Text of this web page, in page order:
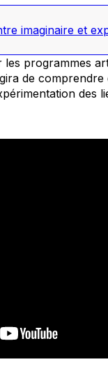
imaginaire et
programmes
de